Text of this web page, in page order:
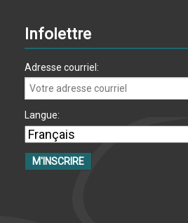
Infolettre
Adresse courriel:
Langue: